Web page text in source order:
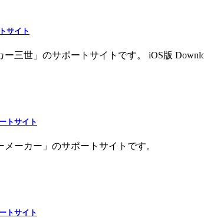
サイト
三世」のサポートサイトです。 iOS版
トサイト
ーカー」のサポートサイトです。
トサイト